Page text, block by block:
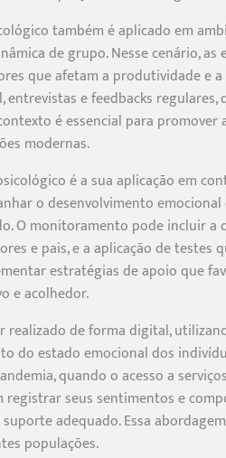
também é aplicado em
de grupo. Nesse cenário,
que afetam a produtividade e
e feedbacks
é essencial para
modernas.
é a sua aplicação em
o desenvolvimento
O monitoramento pode incluir
e pais, e a aplicação de testes
estratégias de apoio que
e acolhedor.
de forma digital,
do estado emocional dos
quando o acesso a
registrar seus sentimentos e
adequado. Essa
populações.